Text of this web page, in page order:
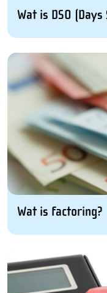
Wat is DSO
Wat is factoring?